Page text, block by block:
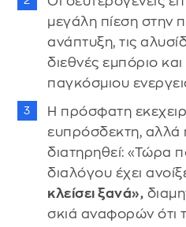
μεγάλη πίεση στην
ανάπτυξη, τις
διεθνές εμπόριο
παγκόσμιου
Η πρόσφατη
ευπρόσδεκτη, αλλά
διατηρηθεί: «Τώρα
διαλόγου έχει
κλείσει ξανά»,
σκιά αναφορών ότι